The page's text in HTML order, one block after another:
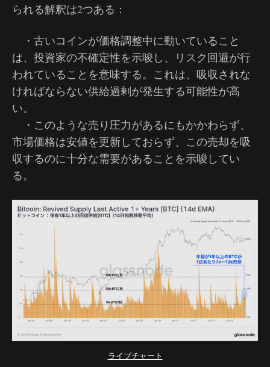
られる解釈は2つある：
・古いコインが価格調整中に動いていること
は、投資家の不確定性を示唆し、リスク回避が行
われていることを意味する。これは、吸収されな
ければならない供給過剰が発生する可能性が高
い。
・このような売り圧力があるにもかかわらず、
市場価格は安値を更新しておらず、この売却を吸
収するのに十分な需要があることを示唆してい
る。
ライブチャート